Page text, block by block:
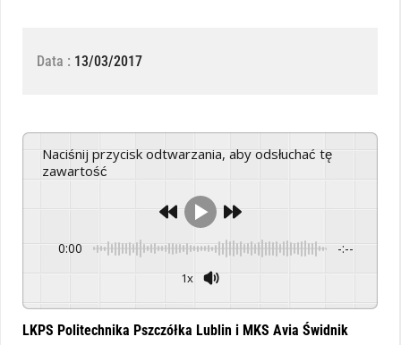
Data : 13/03/2017
Naciśnij przycisk odtwarzania, aby odsłuchać tę
zawartość
0:00 -:--
1x
LKPS Politechnika Pszczółka Lublin i MKS Avia Świdnik